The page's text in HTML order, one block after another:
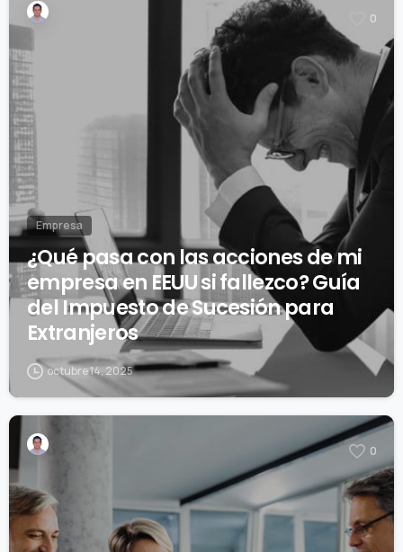
0
Empresa
¿Qué pasa con las acciones de mi
empresa en EEUU si fallezco? Guía
del Impuesto de Sucesión para
Extranjeros
octubre 14, 2025
0